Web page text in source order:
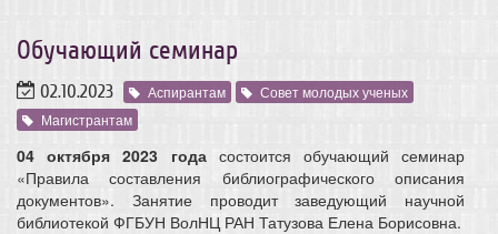
Обучающий семинар
02.10.2023 Аспирантам
Совет молодых ученых
Магистрантам
04 октября 2023 года состоится обучающий семинар
«Правила составления библиографического описания
документов».
Занятие проводит заведующий научной
библиотекой ФГБУН ВолНЦ РАН Татузова Елена Борисовна.